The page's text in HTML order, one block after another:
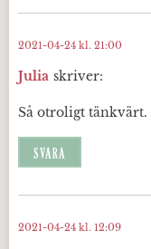
Julia skriver:
2021-04-24 kl. 21:00
Så otroligt
SVARA
2021-04-24 kl. 12:09